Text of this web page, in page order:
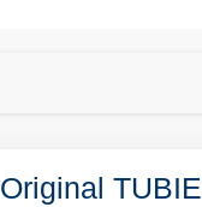
Original TUBIE